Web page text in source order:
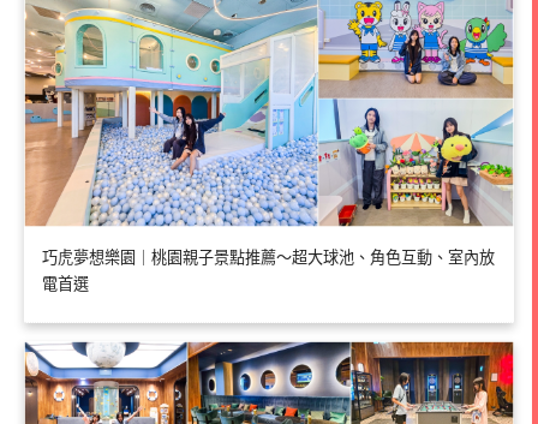
巧虎夢想樂園｜桃園親子景點推薦～超大球池、角色互動、室內放
電首選